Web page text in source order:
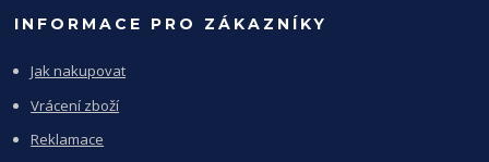
INFORMACE PRO ZÁKAZNÍKY
Jak nakupovat
Vrácení zboží
Reklamace